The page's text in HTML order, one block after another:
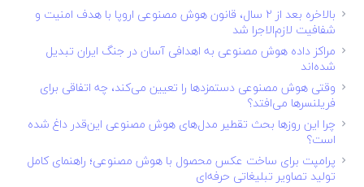
بالاخره بعد از ۲ سال، قانون هوش مصنوعی اروپا با هدف امنیت و
شفافیت لازم‌الاجرا شد
مراکز داده هوش مصنوعی به اهدافی آسان در جنگ ایران تبدیل
شده‌اند
وقتی هوش مصنوعی دستمزدها را تعیین می‌کند، چه اتفاقی برای
فریلنسرها می‌افتد؟
چرا این روزها بحث تقطیر مدل‌های هوش مصنوعی این‌قدر داغ شده
است؟
پرامپت برای ساخت عکس محصول با هوش مصنوعی؛ راهنمای کامل
تولید تصاویر تبلیغاتی حرفه‌ای